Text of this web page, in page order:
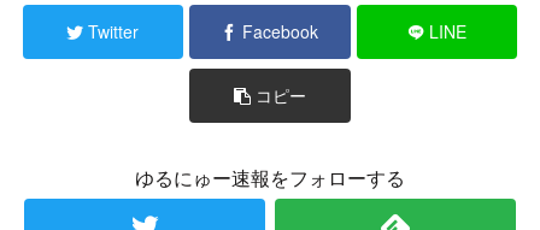
Twitter Facebook LINE
コピー
ゆるにゅー速報をフォローする